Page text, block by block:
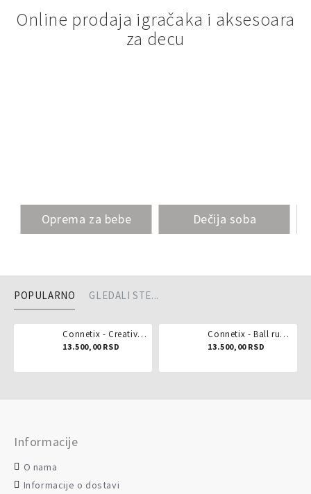
Online prodaja igračaka i aksesoara
za decu
Oprema za bebe Dečija soba
POPULARNO GLEDALI STE...
Connetix - Creative pack 102 dela
13.500,00 RSD
Connetix - Ball run pastel 106 delova
13.500,00 RSD
Informacije
O nama
Informacije o dostavi